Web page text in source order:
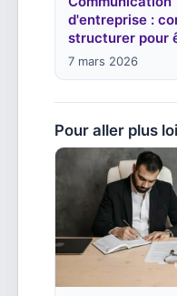
d'entreprise :
structurer pour
7 mars 2026
Pour aller plus